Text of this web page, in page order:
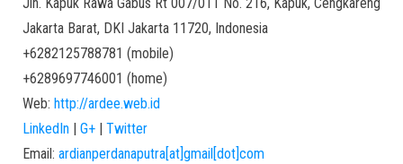
Jakarta Barat, DKI Jakarta 11720, Indonesia
+6282125788781 (mobile)
+6289697746001 (home)
Web: http://ardee.web.id
LinkedIn | G+ | Twitter
Email: ardianperdanaputra[at]gmail[dot]com